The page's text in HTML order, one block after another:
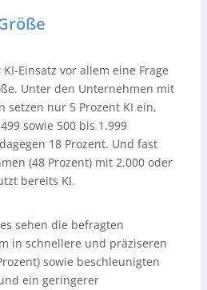
Einsatz vor allem eine Frage
Unter den Unternehmen mit
setzen nur 5 Prozent KI ein,
sowie 500 bis 1.999
18 Prozent. Und fast
(48 Prozent) mit 2.000 oder
bereits KI.
sehen die befragten
in schnellere und präziseren
sowie beschleunigten
ein geringerer